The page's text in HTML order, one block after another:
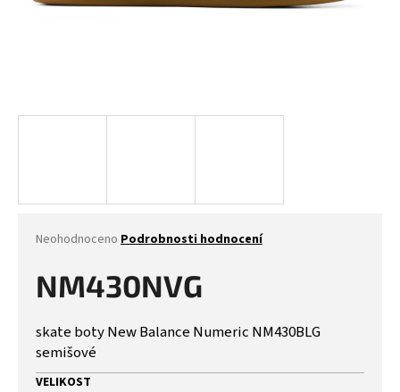
Průměrné
produktu
je
5
hvězdiček.
Neohodnoceno Podrobnosti hodnocení
NM430NVG
skate boty New Balance Numeric NM430BLG
semišové
VELIKOST